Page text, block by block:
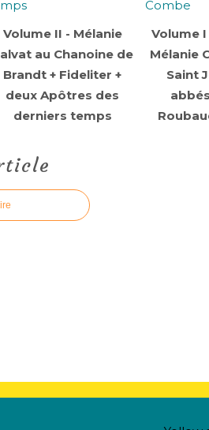
Volume II - Mélanie
au Chanoine de
Brandt + Fideliter +
deux Apôtres des
derniers temps
Volume
Mélanie
Saint